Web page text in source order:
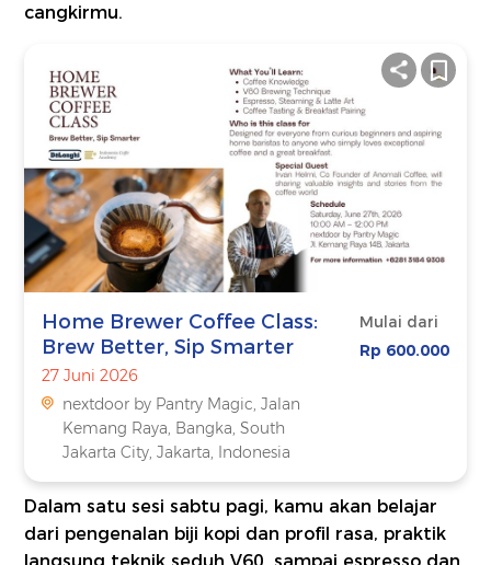
cangkirmu.
Home Brewer Coffee Class:
Brew Better, Sip Smarter
27 Juni 2026
nextdoor by Pantry Magic, Jalan
Kemang Raya, Bangka, South
Jakarta City, Jakarta, Indonesia
Mulai dari
Rp 600.000
Dalam satu sesi sabtu pagi, kamu akan belajar
dari pengenalan biji kopi dan profil rasa, praktik